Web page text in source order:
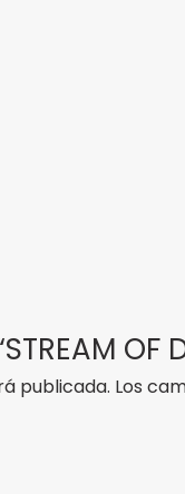
OF
publicada. Los